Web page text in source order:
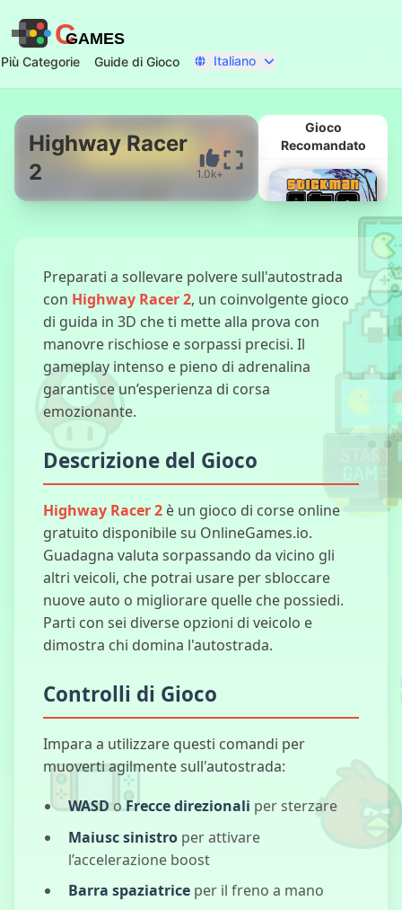
CGAMES
Più Categorie Guide di Gioco Italiano
Highway Racer
2
1.0k+
Gioco
Recomandato
Stickman Città
GTA
Madalin
Pro
Edys Car
Simulator
Palla
Bus Subway
Preparati a sollevare polvere sull'autostrada
con Highway Racer 2, un coinvolgente gioco
di guida in 3D che ti mette alla prova con
manovre rischiose e sorpassi precisi. Il
gameplay intenso e pieno di adrenalina
garantisce un’esperienza di corsa
emozionante.
Descrizione del Gioco
Highway Racer 2 è un gioco di corse online
gratuito disponibile su OnlineGames.io.
Guadagna valuta sorpassando da vicino gli
altri veicoli, che potrai usare per sbloccare
nuove auto o migliorare quelle che possiedi.
Parti con sei diverse opzioni di veicolo e
dimostra chi domina l'autostrada.
Controlli di Gioco
Impara a utilizzare questi comandi per
muoverti agilmente sull'autostrada:
WASDoFrecce direzionali per sterzare
Maiusc sinistro per attivare
l’accelerazione boost
Barra spaziatrice per il freno a mano